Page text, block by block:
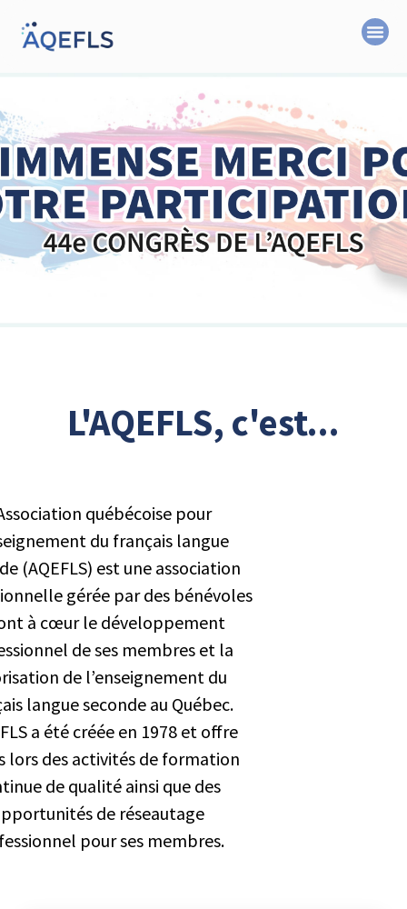
L'AQEFLS, c'est...
québécoise pour
du français langue
(AQEFLS) est une association
gérée par des bénévoles
à cœur le développement
de ses membres et la
de l’enseignement du
langue seconde au Québec.
a été créée en 1978 et offre
lors des activités de formation
de qualité ainsi que des
de réseautage
pour ses membres.